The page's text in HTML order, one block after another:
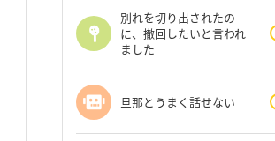
別れを切り出されたの
に、撤回したいと言われ
ました
旦那とうまく話せない